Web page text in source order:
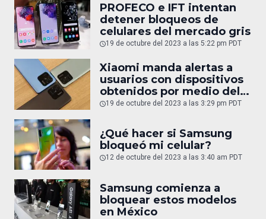
PROFECO e IFT intentan
detener bloqueos de
celulares del mercado gris
19 de octubre del 2023 a las 5:22 pm PDT
Xiaomi manda alertas a
usuarios con dispositivos
obtenidos por medio del
mercado gris
19 de octubre del 2023 a las 3:29 pm PDT
¿Qué hacer si Samsung
bloqueó mi celular?
12 de octubre del 2023 a las 3:40 am PDT
Samsung comienza a
bloquear estos modelos
en México